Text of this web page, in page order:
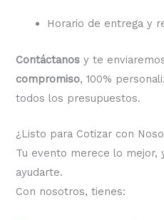
Horario de entrega y
Contáctanos y te
compromiso, 100%
todos los presupuestos.
¿Listo para Cotizar con
Tu evento merece lo mejor,
ayudarte.
Con nosotros, tienes: